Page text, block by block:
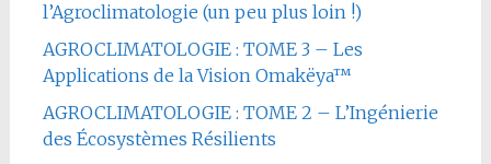
l’Agroclimatologie (un peu plus loin !)
AGROCLIMATOLOGIE : TOME 3 – Les
Applications de la Vision Omakëya™
AGROCLIMATOLOGIE : TOME 2 – L’Ingénierie
des Écosystèmes Résilients